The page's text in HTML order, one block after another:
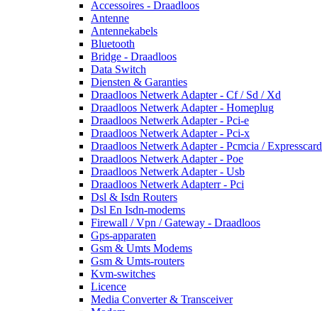
Accessoires - Draadloos
Antenne
Antennekabels
Bluetooth
Bridge - Draadloos
Data Switch
Diensten & Garanties
Draadloos Netwerk Adapter - Cf / Sd / Xd
Draadloos Netwerk Adapter - Homeplug
Draadloos Netwerk Adapter - Pci-e
Draadloos Netwerk Adapter - Pci-x
Draadloos Netwerk Adapter - Pcmcia / Expresscard
Draadloos Netwerk Adapter - Poe
Draadloos Netwerk Adapter - Usb
Draadloos Netwerk Adapterr - Pci
Dsl & Isdn Routers
Dsl En Isdn-modems
Firewall / Vpn / Gateway - Draadloos
Gps-apparaten
Gsm & Umts Modems
Gsm & Umts-routers
Kvm-switches
Licence
Media Converter & Transceiver